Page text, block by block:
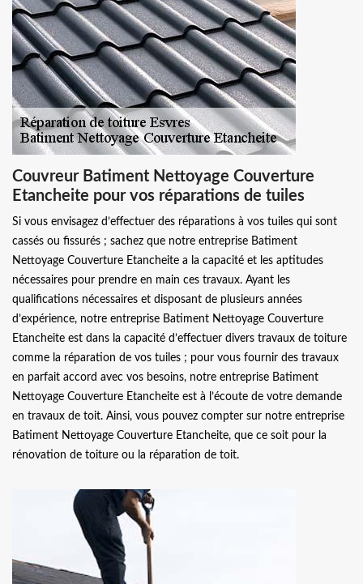
Couvreur Batiment Nettoyage Couverture
Etancheite pour vos réparations de tuiles
Si vous envisagez d’effectuer des réparations à vos tuiles qui sont
cassés ou fissurés ; sachez que notre entreprise Batiment
Nettoyage Couverture Etancheite a la capacité et les aptitudes
nécessaires pour prendre en main ces travaux. Ayant les
qualifications nécessaires et disposant de plusieurs années
d’expérience, notre entreprise Batiment Nettoyage Couverture
Etancheite est dans la capacité d’effectuer divers travaux de toiture
comme la réparation de vos tuiles ; pour vous fournir des travaux
en parfait accord avec vos besoins, notre entreprise Batiment
Nettoyage Couverture Etancheite est à l’écoute de votre demande
en travaux de toit. Ainsi, vous pouvez compter sur notre entreprise
Batiment Nettoyage Couverture Etancheite, que ce soit pour la
rénovation de toiture ou la réparation de toit.